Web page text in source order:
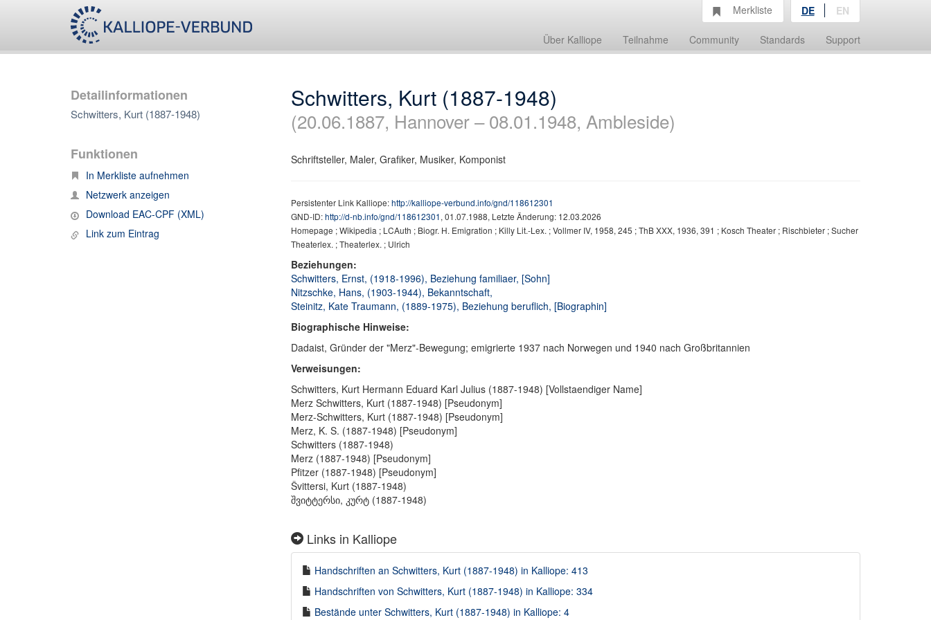
Über Kalliope Teilnahme Community Standards Support
Merkliste DE EN
Detailinformationen
Schwitters, Kurt (1887-1948)
Funktionen
In Merkliste aufnehmen
Netzwerk anzeigen
Download EAC-CPF (XML)
Link zum Eintrag
Schwitters, Kurt (1887-1948)
(20.06.1887, Hannover – 08.01.1948, Ambleside)
Schriftsteller, Maler, Grafiker, Musiker, Komponist
Persistenter Link Kalliope:http://kalliope-verbund.info/gnd/118612301
GND-ID:http://d-nb.info/gnd/118612301, 01.07.1988, Letzte Änderung: 12.03.2026
Homepage ; Wikipedia ; LCAuth ; Biogr. H. Emigration ; Killy Lit.-Lex. ; Vollmer IV, 1958, 245 ; ThB XXX, 1936, 391 ; Kosch Theater ; Rischbieter ; Sucher
Theaterlex. ; Theaterlex. ; Ulrich
Beziehungen:
Schwitters, Ernst, (1918-1996), Beziehung familiaer, [Sohn]
Nitzschke, Hans, (1903-1944), Bekanntschaft,
Steinitz, Kate Traumann, (1889-1975), Beziehung beruflich, [Biographin]
Biographische Hinweise:
Dadaist, Gründer der "Merz"-Bewegung; emigrierte 1937 nach Norwegen und 1940 nach Großbritannien
Verweisungen:
Schwitters, Kurt Hermann Eduard Karl Julius (1887-1948) [Vollstaendiger Name]
Merz Schwitters, Kurt (1887-1948) [Pseudonym]
Merz-Schwitters, Kurt (1887-1948) [Pseudonym]
Merz, K. S. (1887-1948) [Pseudonym]
Schwitters (1887-1948)
Merz (1887-1948) [Pseudonym]
Pfitzer (1887-1948) [Pseudonym]
Švittersi, Kurt (1887-1948)
შვიტტერსი, კურტ (1887-1948)
Links in Kalliope
Handschriften an Schwitters, Kurt (1887-1948) in Kalliope: 413
Handschriften von Schwitters, Kurt (1887-1948) in Kalliope: 334
Bestände unter Schwitters, Kurt (1887-1948) in Kalliope: 4